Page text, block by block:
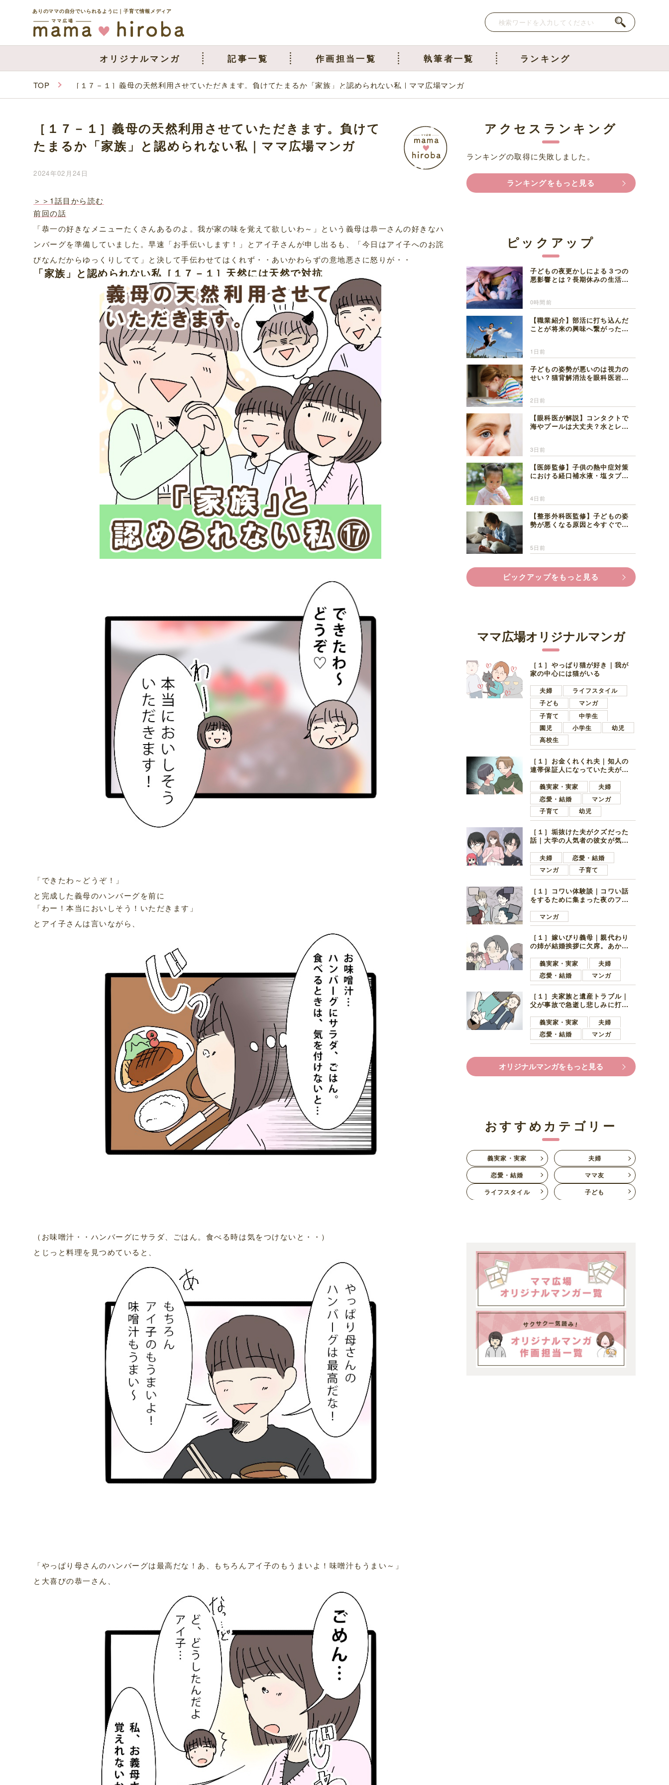
ありのママの自分でいられるように｜子育て情報メディア
オリジナルマンガ 記事一覧 作画担当一覧 執筆者一覧 ランキング
TOP ［１７－１］義母の天然利用させていただきます。負けてたまるか「家族」と認められない私｜ママ広場マンガ
［１７－１］義母の天然利用させていただきます。負けて
たまるか「家族」と認められない私｜ママ広場マンガ
2024年02月24日
＞＞1話目から読む
前回の話
「恭一の好きなメニューたくさんあるのよ。我が家の味を覚えて欲しいわ～」という義母は恭一さんの好きなハ
ンバーグを準備していました。早速「お手伝いします！」とアイ子さんが申し出るも、「今日はアイ子へのお詫
びなんだからゆっくりしてて」と決して手伝わせてはくれず・・あいかわらずの意地悪さに怒りが・・
「家族」と認められない私［１７－１］天然には天然で対抗
「できたわ～どうぞ！」
と完成した義母のハンバーグを前に
「わー！本当においしそう！いただきます」
とアイ子さんは言いながら、
（お味噌汁・・ハンバーグにサラダ、ごはん。食べる時は気をつけないと・・）
とじっと料理を見つめていると、
「やっぱり母さんのハンバーグは最高だな！あ、もちろんアイ子のもうまいよ！味噌汁もうまい～」
と大喜びの恭一さん、
アクセスランキング
ランキングの取得に失敗しました。
ランキングをもっと見る
ピックアップ
子どもの夜更かしによる３つの
悪影響とは？長期休みの生活リ
0時間前
【職業紹介】部活に打ち込んだ
ことが将来の興味へ繋がった。
1日前
子どもの姿勢が悪いのは視力の
せい？猫背解消法を眼科医岩見
2日前
【眼科医が解説】コンタクトで
海やプールは大丈夫？水とレン
3日前
【医師監修】子供の熱中症対策
における経口補水液・塩タブレ
4日前
【整形外科医監修】子どもの姿
勢が悪くなる原因と今すぐでき
5日前
ピックアップをもっと見る
ママ広場オリジナルマンガ
［１］やっぱり猫が好き｜我が
家の中心には猫がいる
夫婦
ライフスタイル
子ども
マンガ
子育て
中学生
園児
小学生
幼児
高校生
［１］お金くれくれ夫｜知人の
連帯保証人になっていた夫が家
言ってきた
義実家・実家
夫婦
恋愛・結婚
マンガ
子育て
幼児
［１］垢抜けた夫がクズだった
話｜大学の人気者の彼女が気に
子学生
夫婦
恋愛・結婚
マンガ
子育て
［１］コワい体験談｜コワい話
をするために集まった夜のファ
好きの男の子ママ
マンガ
［１］嫁いびり義母｜親代わり
の姉が結婚挨拶に欠席。あから
義実家・実家
夫婦
恋愛・結婚
マンガ
［１］夫家族と遺産トラブル｜
父が事故で急逝し悲しみに打ち
ます夫
義実家・実家
夫婦
恋愛・結婚
マンガ
オリジナルマンガをもっと見る
おすすめカテゴリー
義実家・実家
夫婦
恋愛・結婚
ママ友
ライフスタイル
子ども